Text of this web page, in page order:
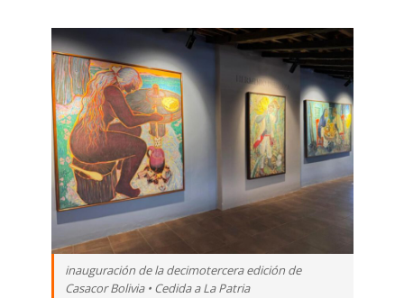
inauguración de la decimotercera edición de
Casacor Bolivia • Cedida a La Patria